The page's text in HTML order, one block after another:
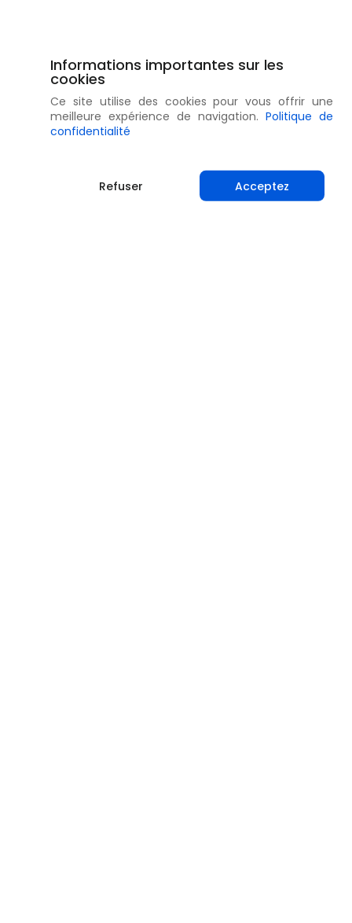
Informations importantes sur les
cookies
Ce site utilise des cookies pour vous offrir une
meilleure expérience de navigation. Politique de
confidentialité
Refuser Acceptez